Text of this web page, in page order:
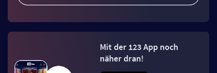
Mit der 123 App noch
näher dran!